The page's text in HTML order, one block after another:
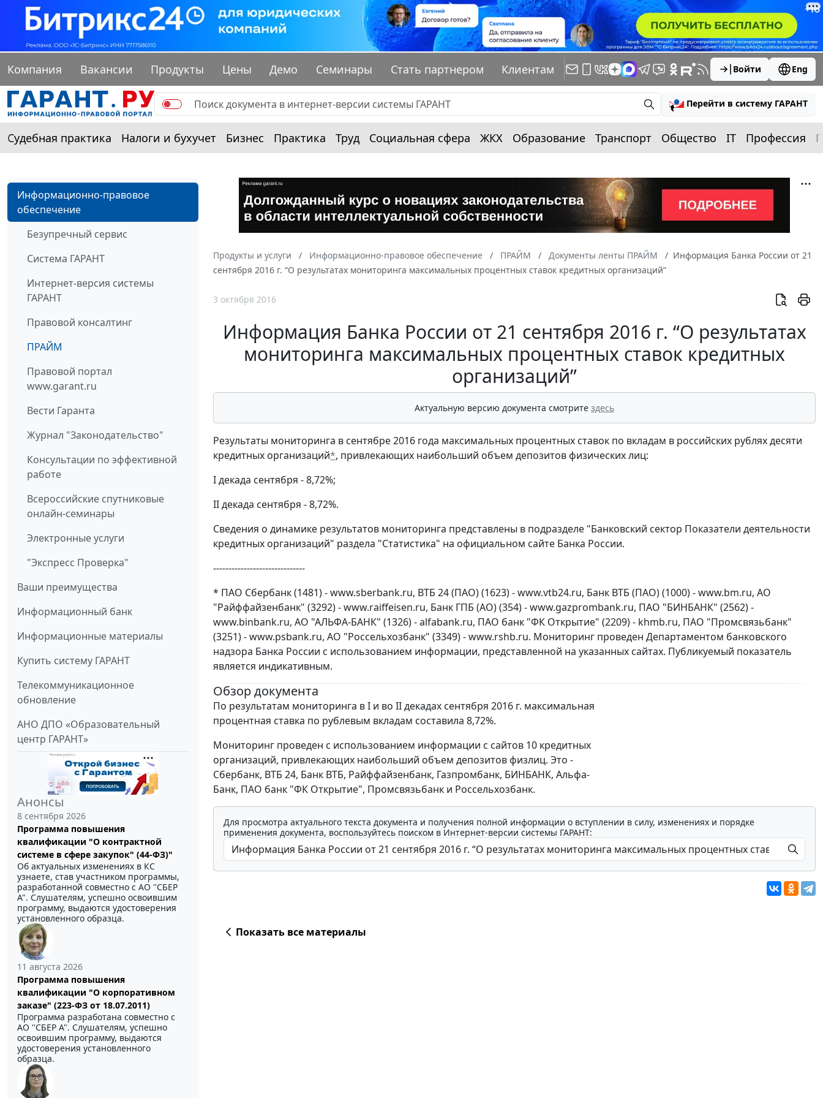
Компания Вакансии Продукты Цены Демо Семинары Стать партнером Клиентам Войти Eng
Перейти в систему ГАРАНТ
Судебная практика Налоги и бухучет Бизнес Практика Труд Социальная сфера ЖКХ Образование Транспорт Общество IT Профессия
Информационно-правовое
обеспечение
Безупречный сервис
Система ГАРАНТ
Интернет-версия системы
ГАРАНТ
Правовой консалтинг
ПРАЙМ
Правовой портал
www.garant.ru
Вести Гаранта
Журнал "Законодательство"
Консультации по эффективной
работе
Всероссийские спутниковые
онлайн-семинары
Электронные услуги
"Экспресс Проверка"
Ваши преимущества
Информационный банк
Информационные материалы
Купить систему ГАРАНТ
Телекоммуникационное
обновление
АНО ДПО «Образовательный
центр ГАРАНТ»
Анонсы
8 сентября 2026
Программа повышения
квалификации "О контрактной
системе в сфере закупок" (44-ФЗ)"
Об актуальных изменениях в КС
узнаете, став участником программы,
разработанной совместно с АО ''СБЕР
А". Слушателям, успешно освоившим
программу, выдаются удостоверения
установленного образца.
11 августа 2026
Программа повышения
квалификации "О корпоративном
заказе" (223-ФЗ от 18.07.2011)
Программа разработана совместно с
АО ''СБЕР А". Слушателям, успешно
освоившим программу, выдаются
удостоверения установленного
образца.
Продукты и услуги Информационно-правовое обеспечение ПРАЙМ Документы ленты ПРАЙМ
Информация Банка России от 21
сентября 2016 г. “О результатах мониторинга максимальных процентных ставок кредитных организаций”
3 октября 2016
Информация Банка России от 21 сентября 2016 г. “О результатах
мониторинга максимальных процентных ставок кредитных
организаций”
Актуальную версию документа смотрите здесь
Результаты мониторинга в сентябре 2016 года максимальных процентных ставок по вкладам в российских рублях десяти
кредитных организаций*, привлекающих наибольший объем депозитов физических лиц:
I декада сентября - 8,72%;
II декада сентября - 8,72%.
Сведения о динамике результатов мониторинга представлены в подразделе "Банковский сектор Показатели деятельности
кредитных организаций" раздела "Статистика" на официальном сайте Банка России.
------------------------------
* ПАО Сбербанк (1481) - www.sberbank.ru, ВТБ 24 (ПАО) (1623) - www.vtb24.ru, Банк ВТБ (ПАО) (1000) - www.bm.ru, АО
"Райффайзенбанк" (3292) - www.raiffeisen.ru, Банк ГПБ (АО) (354) - www.gazprombank.ru, ПАО "БИНБАНК" (2562) -
www.binbank.ru, АО "АЛЬФА-БАНК" (1326) - alfabank.ru, ПАО банк "ФК Открытие" (2209) - khmb.ru, ПАО "Промсвязьбанк"
(3251) - www.psbank.ru, АО "Россельхозбанк" (3349) - www.rshb.ru. Мониторинг проведен Департаментом банковского
надзора Банка России с использованием информации, представленной на указанных сайтах. Публикуемый показатель
является индикативным.
Обзор документа
По результатам мониторинга в I и во II декадах сентября 2016 г. максимальная
процентная ставка по рублевым вкладам составила 8,72%.
Мониторинг проведен с использованием информации с сайтов 10 кредитных
организаций, привлекающих наибольший объем депозитов физлиц. Это -
Сбербанк, ВТБ 24, Банк ВТБ, Райффайзенбанк, Газпромбанк, БИНБАНК, Альфа-
Банк, ПАО банк "ФК Открытие", Промсвязьбанк и Россельхозбанк.
Для просмотра актуального текста документа и получения полной информации о вступлении в силу, изменениях и порядке
применения документа, воспользуйтесь поиском в Интернет-версии системы ГАРАНТ:
Показать все материалы